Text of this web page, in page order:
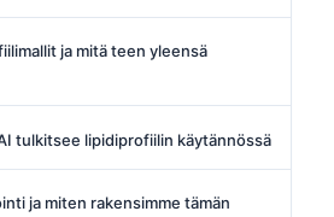
ja mitä teen yleensä
tulkitsee lipidiprofiilin käytännössä
ja miten rakensimme tämän